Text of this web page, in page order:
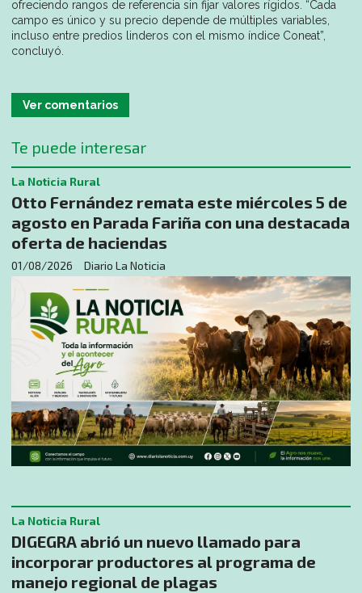
ofreciendo rangos de referencia sin fijar valores rígidos. “Cada
campo es único y su precio depende de múltiples variables,
incluso entre predios linderos con el mismo índice Coneat”,
concluyó.
Ver comentarios
Te puede interesar
Otto Fernández remata este miércoles 5 de
agosto en Parada Fariña con una destacada
oferta de haciendas
Diario La Noticia
La Noticia Rural
01/08/2026
DIGEGRA abrió un nuevo llamado para
incorporar productores al programa de
manejo regional de plagas
La Noticia Rural